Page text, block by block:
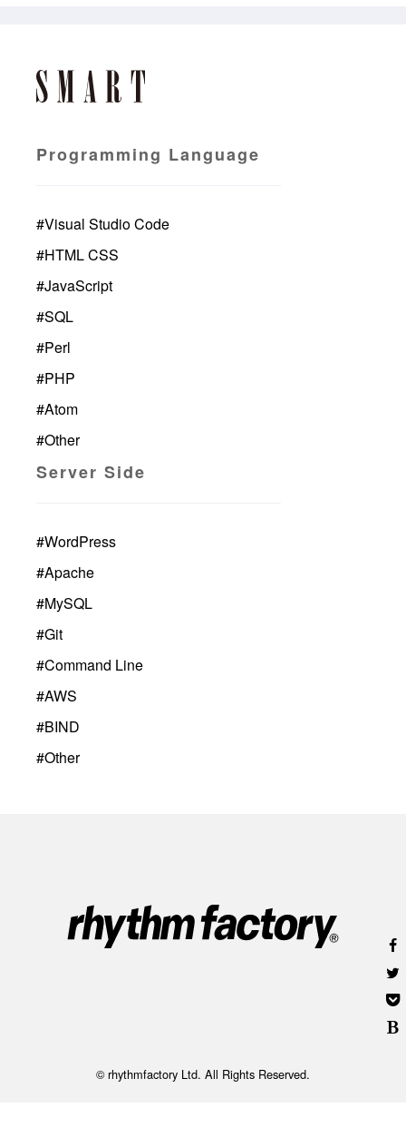
Programming Language
#Visual Studio Code
#HTML CSS
#JavaScript
#SQL
#Perl
#PHP
#Atom
#Other
Server Side
#WordPress
#Apache
#MySQL
#Git
#Command Line
#AWS
#BIND
#Other
© rhythmfactory Ltd. All Rights Reserved.